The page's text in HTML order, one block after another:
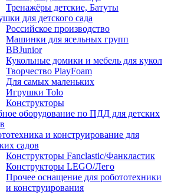
Тренажёры детские, Батуты
для детского сада
Российское производство
Машинки для ясельных групп
BBJunior
Кукольные домики и мебель для кукол
Творчество PlayFoam
Для самых маленьких
Игрушки Tolo
Конструкторы
оборудование по ПДД для детских
и конструирование для
садов
Конструкторы Fanclastic/Фанкластик
Конструкторы LEGO/Лего
Прочее оснащение для робототехники
и конструирования